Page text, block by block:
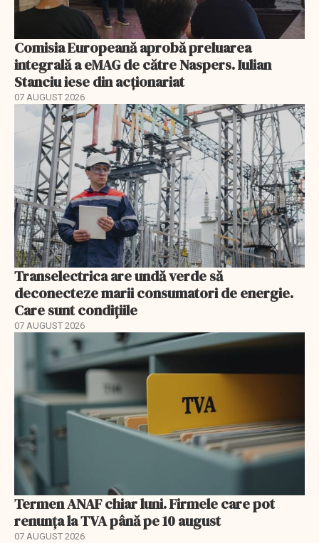
Comisia Europeană aprobă preluarea
integrală a eMAG de către Naspers. Iulian
Stanciu iese din acționariat
07 AUGUST 2026
Transelectrica are undă verde să
deconecteze marii consumatori de energie.
Care sunt condițiile
07 AUGUST 2026
Termen ANAF chiar luni. Firmele care pot
renunța la TVA până pe 10 august
07 AUGUST 2026